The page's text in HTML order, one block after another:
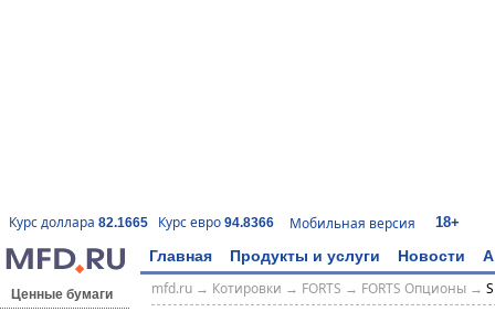
Курс доллара 82.1665 Курс евро 94.8366 Мобильная версия 18+
Главная Продукты и услуги Новости
Ценные бумаги
mfd.ru→ Котировки → FORTS → FORTS Опционы→